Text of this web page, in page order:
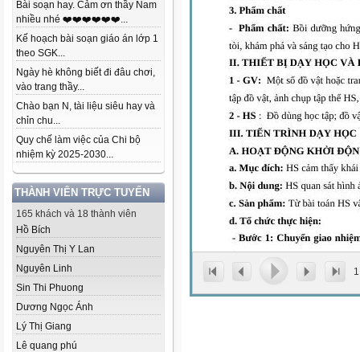
Bài soạn hay. Cảm ơn thầy Nam
nhiều nhé ❤️❤️❤️❤️❤️❤️...
Kế hoạch bài soạn giáo án lớp 1
theo SGK...
Ngày hè không biết đi đâu chơi,
vào trang thầy...
Chào bạn N, tài liệu siêu hay và
chỉn chu...
Quy chế làm việc của Chi bộ
nhiệm kỳ 2025-2030...
THÀNH VIÊN TRỰC TUYẾN
165 khách và 18 thành viên
Hồ Bích
Nguyên Thị Y Lan
Nguyên Linh
Sin Thi Phuong
Dương Ngọc Ánh
Lý Thị Giang
Lê quang phú
1